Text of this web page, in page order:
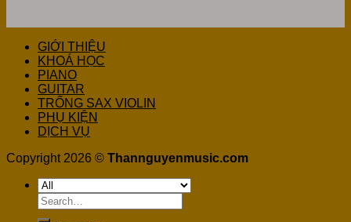
GIỚI THIỆU
KHOÁ HỌC
PIANO
GUITAR
TRỐNG SAX VIOLIN
PHỤ KIỆN
DỊCH VỤ
Copyright 2026 © Thannguyenmusic.com
Search
for: